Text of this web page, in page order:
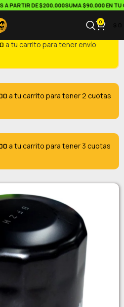
PARTIR DE $200.000SUMA $90.000 EN TU
0
a tu carrito para tener envío
a tu carrito para tener 2 cuotas
a tu carrito para tener 3 cuotas